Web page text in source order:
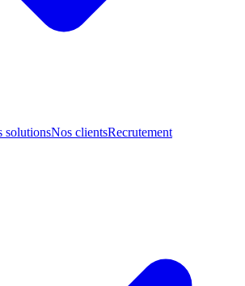
solutionsNos clientsRecrutement